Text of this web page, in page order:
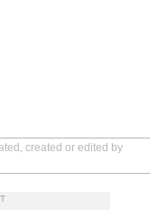
created or edited by